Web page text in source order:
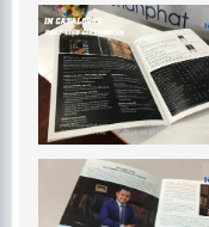
Bảng Giá In
Lớn (Giá Rẻ
In Offset là công nghệ
chi phí đơn vị cực kỳ
cho các chiến dịch